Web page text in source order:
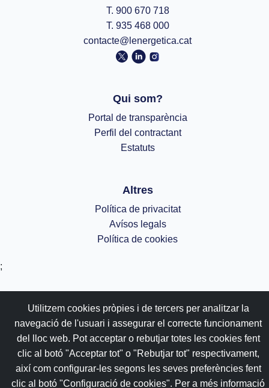
T. 900 670 718
T. 935 468 000
contacte@lenergetica.cat
Qui som?
Portal de transparència
Perfil del contractant
Estatuts
Altres
Política de privacitat
Avísos legals
Política de cookies
Utilitzem cookies pròpies i de tercers per analitzar la
navegació de l'usuari i assegurar el correcte funcionament
del lloc web. Pot acceptar o rebutjar totes les cookies fent
clic al botó "Acceptar tot" o "Rebutjar tot" respectivament,
així com configurar-les segons les seves preferències fent
clic al botó "Configuració de cookies". Per a més informació
;